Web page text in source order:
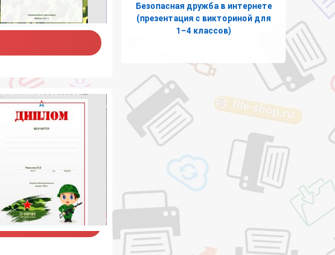
Безопасная дружба в интернете
(презентация с викториной для
1–4 классов)